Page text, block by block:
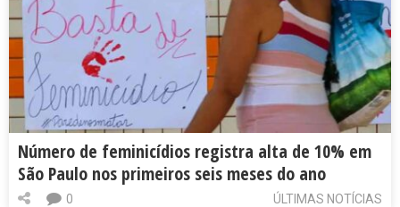
Número de feminicídios registra alta de 10% em
São Paulo nos primeiros seis meses do ano
ÚLTIMAS NOTÍCIAS
0